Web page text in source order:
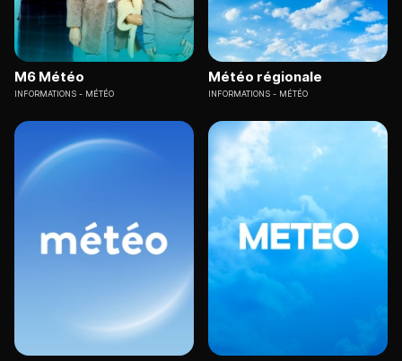
M6 Météo
INFORMATIONS MÉTÉO
Météo régionale
INFORMATIONS MÉTÉO